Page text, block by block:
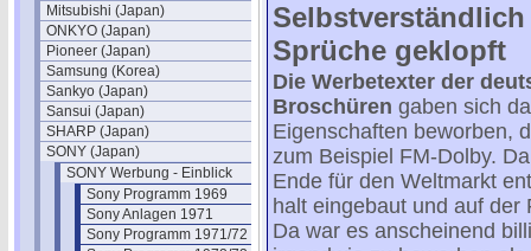
Mitsubishi (Japan)
ONKYO (Japan)
Pioneer (Japan)
Samsung (Korea)
Sankyo (Japan)
Sansui (Japan)
SHARP (Japan)
SONY (Japan)
SONY Werbung - Einblick
Sony Programm 1969
Sony Anlagen 1971
Sony Programm 1971/72 (engl.)
Sprüche geklopft
Die Werbetexter der
Broschüren gaben sich
Eigenschaften beworben,
zum Beispiel FM-Dolby.
Ende für den Weltmarkt
halt eingebaut und auf
Da war es anscheinend